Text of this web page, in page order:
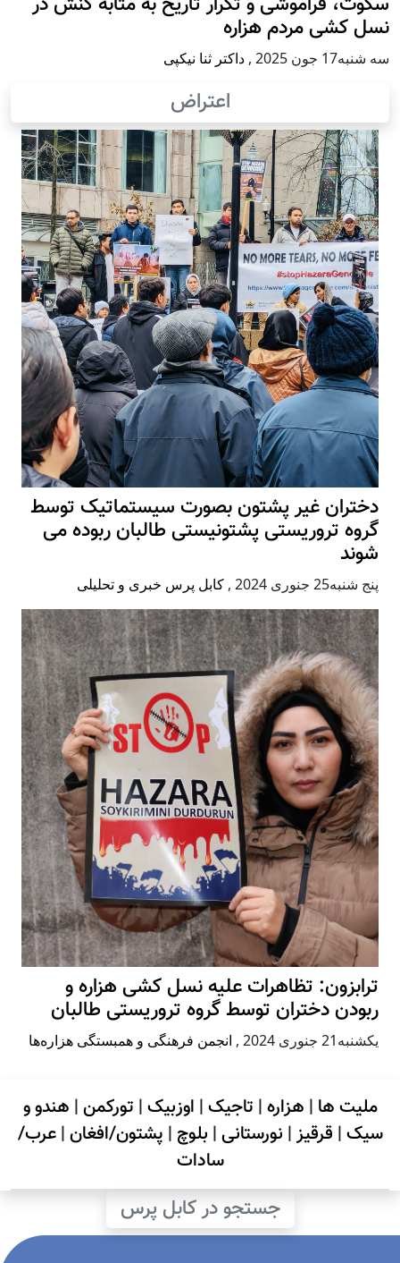
نسل کشی مردم هزاره
سه شنبه17 جون 2025 , داکتر ثنا نیکپی
اعتراض
دختران غیر پشتون بصورت سیستماتیک توسط
گروه تروریستی پشتونیستی طالبان ربوده می
شوند
پنج شنبه25 جنوری 2024 , کابل پرس خبری و تحلیلی
ترابزون: تظاهرات علیه نسل کشی هزاره و
ربودن دختران توسط گروه تروریستی طالبان
يكشنبه21 جنوری 2024 , انجمن فرهنگی و همبستگی هزاره‌ها
ملیت ها | هزاره| تاجیک| اوزبیک| تورکمن| هندو و
سیک| قرقیز| نورستانی| بلوچ | پشتون/افغان|عرب/
سادات
جستجو در کابل پرس